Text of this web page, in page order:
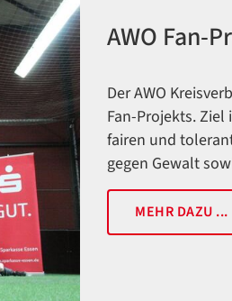
AWO Fan-
Der AWO
Fan-Projekts.
fairen und
gegen Gewalt
MEHR DAZU ...